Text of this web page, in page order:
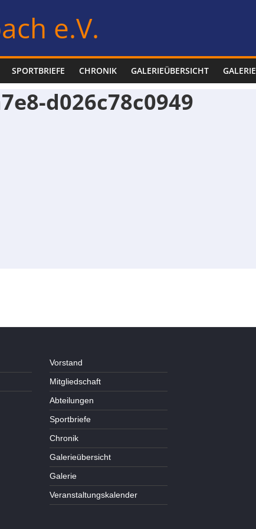
e.V.
SPORTBRIEFE CHRONIK GALERIEÜBERSICHT GALERIE
d026c78c0949
Vorstand
Mitgliedschaft
Abteilungen
Sportbriefe
Chronik
Galerieübersicht
Galerie
Veranstaltungskalender